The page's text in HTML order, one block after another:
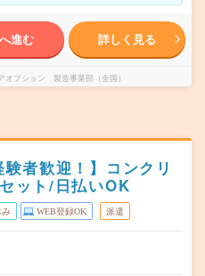
進む 詳しく見る
オプション 製造事業部（全国）
験者歓迎！】コンクリ
ット/日払いOK
み WEB登録OK 派遣